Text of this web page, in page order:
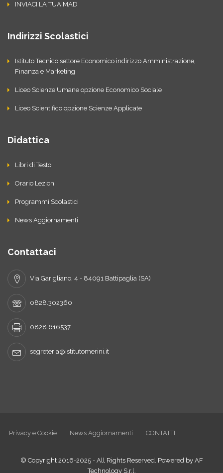
INVIACI LA TUA MAD
Indirizzi Scolastici
Istituto Tecnico settore Economico indirizzo Amministrazione,
Finanza e Marketing
Liceo Scienze Umane opzione Economico Sociale
Liceo Scientifico opzione Scienze Applicate
Didattica
Libri di Testo
Orario Lezioni
Programmi Scolastici
News Aggiornamenti
Contattaci
Via Garigliano, 4 - 84091 Battipaglia (SA)
0828.302360
0828.616537
segreteria@istitutomerini.it
Privacy e Cookie News Aggiornamenti CONTATTI
© Copyright 2016-2025 - All Rights Reserved. Powered by AF
Technology S.r.l.